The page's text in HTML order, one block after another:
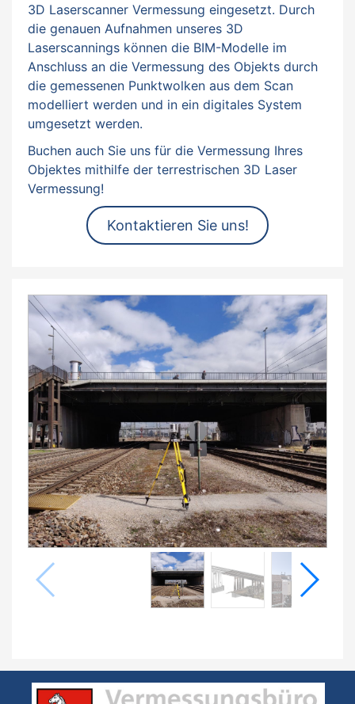
3D Laserscanner Vermessung eingesetzt. Durch
die genauen Aufnahmen unseres 3D
Laserscannings können die BIM-Modelle im
Anschluss an die Vermessung des Objekts durch
die gemessenen Punktwolken aus dem Scan
modelliert werden und in ein digitales System
umgesetzt werden.
Buchen auch Sie uns für die Vermessung Ihres
Objektes mithilfe der terrestrischen 3D Laser
Vermessung!
Kontaktieren Sie uns!